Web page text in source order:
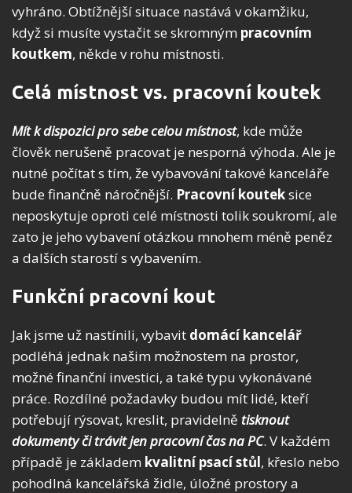
vyhráno. Obtížnější situace nastává v okamžiku,
když si musíte vystačit se skromným pracovním
koutkem, někde v rohu místnosti.
Celá místnost vs. pracovní koutek
Mít k dispozici pro sebe celou místnost, kde může
člověk nerušeně pracovat je nesporná výhoda. Ale je
nutné počítat s tím, že vybavování takové kanceláře
bude finančně náročnější. Pracovní kouteksice
neposkytuje oproti celé místnosti tolik soukromí, ale
zato je jeho vybavení otázkou mnohem méně peněz
a dalších starostí s vybavením.
Funkční pracovní kout
Jak jsme už nastínili, vybavit domácí kancelář
podléhá jednak našim možnostem na prostor,
možné finanční investici, a také typu vykonávané
práce. Rozdílné požadavky budou mít lidé, kteří
potřebují rýsovat, kreslit, pravidelně tisknout
dokumenty či trávit jen pracovní čas na PC. V každém
případě je základem kvalitní psací stůl, křeslo nebo
pohodlná kancelářská židle, úložné prostory a